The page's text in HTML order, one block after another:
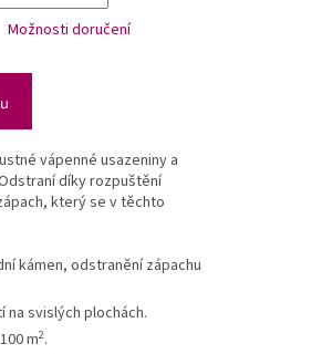
Možnosti doručení
vápenné usazeniny a
díky rozpuštění
který se v těchto
kámen, odstranění zápachu
svislých plochách.
m2.